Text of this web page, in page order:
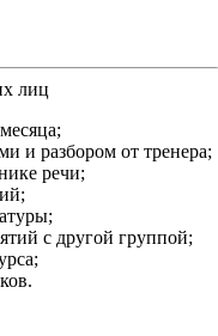
ТВ и радио, класс
общественно-
ТВ, «ТВ
лиц
и разбором от тренера;
речи;
с другой группой;